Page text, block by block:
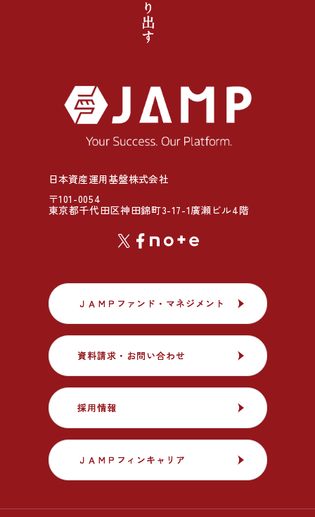
日本資産運用基盤株式会社
〒101-0054
東京都千代田区神田錦町3-17-1廣瀬ビル4階
ＪＡＭＰファンド・マネジメント
ＪＡＭＰファンド・マネジメント
資料請求・お問い合わせ
資料請求・お問い合わせ
採用情報
採用情報
ＪＡＭＰフィンキャリア
ＪＡＭＰフィンキャリア